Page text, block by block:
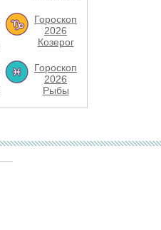
Гороскоп
2026
Козерог
Гороскоп
2026
Рыбы